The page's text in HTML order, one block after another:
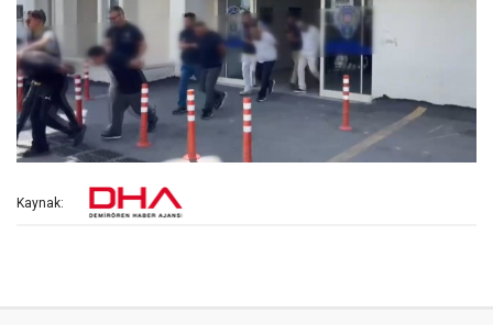
Kaynak: